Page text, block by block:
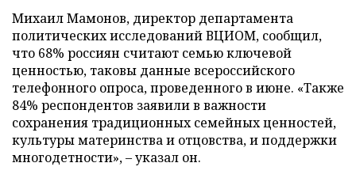
Михаил Мамонов, директор департамента
политических исследований ВЦИОМ, сообщил,
что 68% россиян считают семью ключевой
ценностью, таковы данные всероссийского
телефонного опроса, проведенного в июне. «Также
84% респондентов заявили в важности
сохранения традиционных семейных ценностей,
культуры материнства и отцовства, и поддержки
многодетности», – указал он.